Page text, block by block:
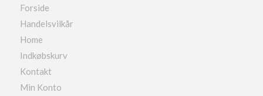
Forside
Handelsvilkår
Home
Indkøbskurv
Kontakt
Min Konto